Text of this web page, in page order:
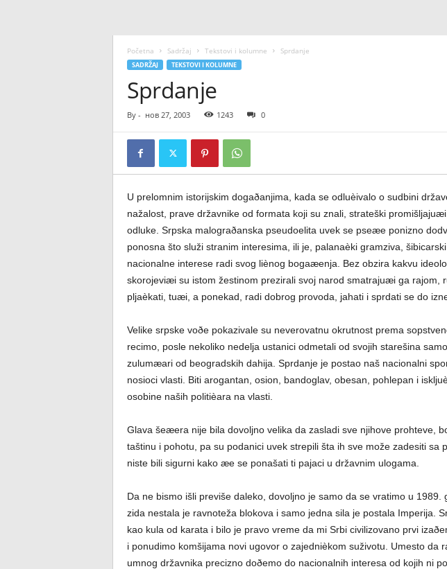
Početna Sadržaj Tekstovi i kolumne Sprdanje
SADRŽAJ TEKSTOVI I KOLUMNE
Sprdanje
By - нов 27, 2003 1243 0
U prelomnim istorijskim dogaðanjima, kada se odluèivalo o sudbini
nažalost, prave državnike od formata koji su znali, strateški
odluke. Srpska malograðanska pseudoelita uvek se pseæe ponizno
ponosna što služi stranim interesima, ili je, palanaèki gramziva,
nacionalne interese radi svog liènog bogaæenja. Bez obzira kakvu
skorojeviæi su istom žestinom prezirali svoj narod smatrajuæi ga rajom,
pljaèkati, tuæi, a ponekad, radi dobrog provoda, jahati i sprdati se do
Velike srpske voðe pokazivale su neverovatnu okrutnost prema
recimo, posle nekoliko nedelja ustanici odmetali od svojih starešina
zulumæari od beogradskih dahija. Sprdanje je postao naš nacionalni
nosioci vlasti. Biti arogantan, osion, bandoglav, obesan, pohlepan i
osobine naših politièara na vlasti.
Glava šeæera nije bila dovoljno velika da zasladi sve njihove prohteve,
taštinu i pohotu, pa su podanici uvek strepili šta ih sve može zadesiti sa
niste bili sigurni kako æe se ponašati ti pajaci u državnim ulogama.
Da ne bismo išli previše daleko, dovoljno je samo da se vratimo u 1989.
zida nestala je ravnoteža blokova i samo jedna sila je postala Imperija.
kao kula od karata i bilo je pravo vreme da mi Srbi civilizovano prvi
i ponudimo komšijama novi ugovor o zajednièkom suživotu. Umesto da
umnog državnika precizno doðemo do nacionalnih interesa od kojih ni